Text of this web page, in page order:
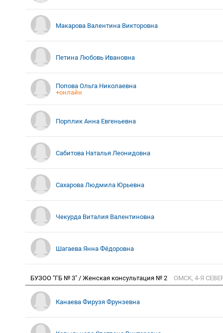
Макарова Валентина Викторовна
Петина Любовь Ивановна
Попова Ольга Николаевна
+онлайн
Порплик Анна Евгеньевна
Сабитова Наталья Леонидовна
Сахарова Людмила Юрьевна
Чекурда Виталия Валентиновна
Шагаева Янна Фёдоровна
БУЗОО "ГБ № 3" / Женская консультация № 2 ОМСК, 4-Я
Канаева Фирузя Фрунзевна